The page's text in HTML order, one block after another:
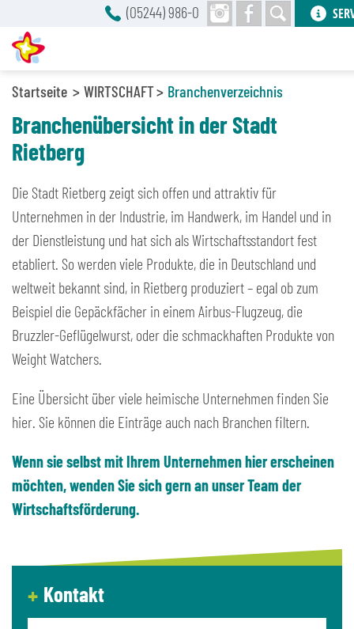
Startseite WIRTSCHAFT Branchenverzeichnis
Branchenübersicht in der Stadt
Rietberg
Die Stadt Rietberg zeigt sich offen und attraktiv für
Unternehmen in der Industrie, im Handwerk, im Handel und in
der Dienstleistung und hat sich als Wirtschaftsstandort fest
etabliert. So werden viele Produkte, die in Deutschland und
weltweit bekannt sind, in Rietberg produziert – egal ob zum
Beispiel die Gepäckfächer in einem Airbus-Flugzeug, die
Bruzzler-Geflügelwurst, oder die schmackhaften Produkte von
Weight Watchers.
Eine Übersicht über viele heimische Unternehmen finden Sie
hier. Sie können die Einträge auch nach Branchen filtern.
Wenn sie selbst mit Ihrem Unternehmen hier erscheinen
möchten, wenden Sie sich gern an unser Team der
Wirtschaftsförderung.
Kontakt
(05244) 986-0